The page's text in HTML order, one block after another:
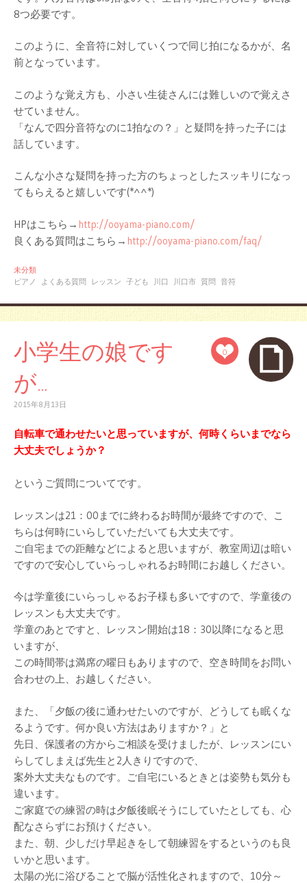
8つ必要です。
このように、全音符に対していくつで同じ拍になるかが、名
前となっています。
このような覚え方も、小さい生徒さんには難しいので覚えさ
せていません。
「なんで四分音符なのに1拍なの？」と疑問を持った子には
話しています。
こんな小さな疑問を持った方のちょっとしたスッキリになっ
てもらえると嬉しいです(*^^*)
HPはこちら→ http://ooyama-piano.com/
良くある質問はこちら→ http://ooyama-piano.com/faq/
未分類
ピアノ
よくある質問 レッスン 子ども 川口 川口市 質問 音符
0
小学生の娘です
が…
2015年8月13日
自転車で通わせたいと思っていますが、何時くらいまでなら
大丈夫でしょうか？
というご質問についてです。
レッスンは21：00までに終わるお時間が最終ですので、こ
ちらは何時にいらしていただいても大丈夫です。
ご自宅までの距離などによると思いますが、教室周辺は暗い
ですので安心していらっしゃれるお時間にお越しください。
今は学童後にいらっしゃるお子様も多いですので、学童後の
レッスンも大丈夫です。
学童のあとですと、レッスン開始は18：30以降になると思
いますが、
この時間帯は満席の曜日もありますので、空き時間をお問い
合わせの上、お越しください。
また、「夕飯の後に通わせたいのですが、どうしても眠くな
るようです。何か良い方法はありますか？」と
先日、保護者の方からご相談を受けましたが、レッスンにい
らしてしまえば先生と2人きりですので、
案外大丈夫なものです。ご自宅にいるときとは姿勢も気分も
違います。
ご家庭での練習の時は夕飯後眠そうにしていたとしても、心
配なさらずにお預けください。
また、朝、少しだけ早起きをして朝練習をするというのも良
いかと思います。
太陽の光に浴びることで脳が活性化されますので、10分～